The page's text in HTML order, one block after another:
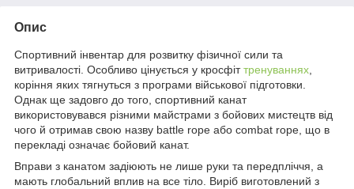
Опис
Спортивний інвентар для розвитку фізичної сили та
витривалості. Особливо цінується у кросфіттренуваннях,
коріння яких тягнуться з програми військової підготовки.
Однак ще задовго до того, спортивний канат
використовувався різними майстрами з бойових мистецтв від
чого й отримав свою назву battle rope або combat rope, що в
перекладі означає бойовий канат.
Вправи з канатом задіюють не лише руки та передпліччя, а
мають глобальний вплив на все тіло. Виріб виготовлений з